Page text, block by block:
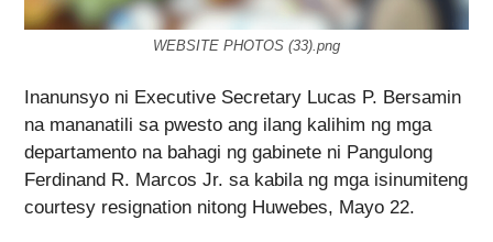
WEBSITE PHOTOS (33).png
Inanunsyo ni Executive Secretary Lucas P. Bersamin
na mananatili sa pwesto ang ilang kalihim ng mga
departamento na bahagi ng gabinete ni Pangulong
Ferdinand R. Marcos Jr. sa kabila ng mga isinumiteng
courtesy resignation nitong Huwebes, Mayo 22.